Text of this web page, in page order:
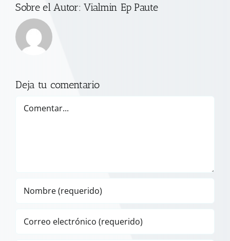
Sobre el Autor:Vialmin Ep Paute
Deja tu comentario